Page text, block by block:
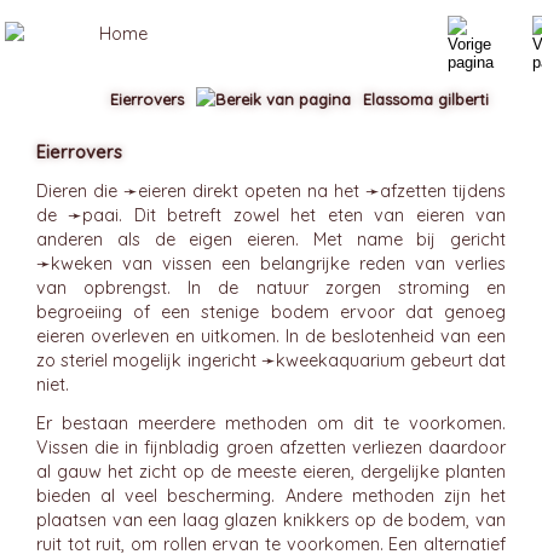
Eierrovers
Dieren die ➛eieren direkt opeten na het ➛afzetten tijdens
de ➛paai. Dit betreft zowel het eten van eieren van
anderen als de eigen eieren. Met name bij gericht
➛kweken van vissen een belangrijke reden van verlies
van opbrengst. In de natuur zorgen stroming en
begroeiing of een stenige bodem ervoor dat genoeg
eieren overleven en uitkomen. In de beslotenheid van een
zo steriel mogelijk ingericht ➛kweekaquarium gebeurt dat
niet.
Er bestaan meerdere methoden om dit te voorkomen.
Vissen die in fijnbladig groen afzetten verliezen daardoor
al gauw het zicht op de meeste eieren, dergelijke planten
bieden al veel bescherming. Andere methoden zijn het
plaatsen van een laag glazen knikkers op de bodem, van
ruit tot ruit, om rollen ervan te voorkomen. Een alternatief
Eierrovers Elassoma gilberti